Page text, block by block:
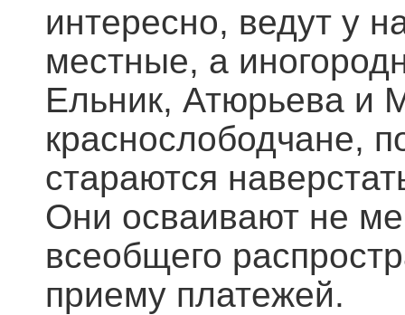
интересно, ведут у
местные, а
Ельник, Атюрьева и
краснослободчане,
стараются
Они осваивают не
всеобщего
приему платежей.